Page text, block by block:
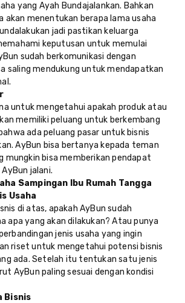
yang Ayah Bundajalankan. Bahkan
akan menentukan berapa lama usaha
jadi pastikan keluarga
keputusan untuk memulai
sudah berkomunikasi dengan
saling mendukung untuk mendapatkan
untuk mengetahui apakah produk atau
memiliki peluang untuk berkembang
ada peluang pasar untuk bisnis
AyBun bisa bertanya kepada teman
mungkin bisa memberikan pendapat
jalani.
Sampingan Ibu Rumah Tangga
Usaha
di atas, apakah AyBun sudah
apa yang akan dilakukan? Atau punya
jenis usaha yang ingin
riset untuk mengetahui potensi bisnis
ada. Setelah itu tentukan satu jenis
AyBun paling sesuai dengan kondisi
Bisnis